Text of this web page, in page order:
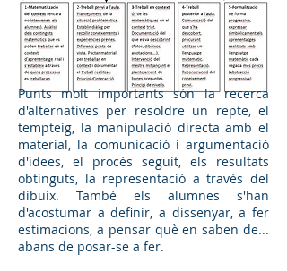
Punts molt importants són la recerca
d'alternatives per resoldre un repte, el
tempteig, la manipulació directa amb el
material, la comunicació i argumentació
d'idees, el procés seguit, els resultats
obtinguts, la representació a través del
dibuix. També els alumnes s'han
d'acostumar a definir, a dissenyar, a fer
estimacions, a pensar què en saben de...
abans de posar-se a fer.